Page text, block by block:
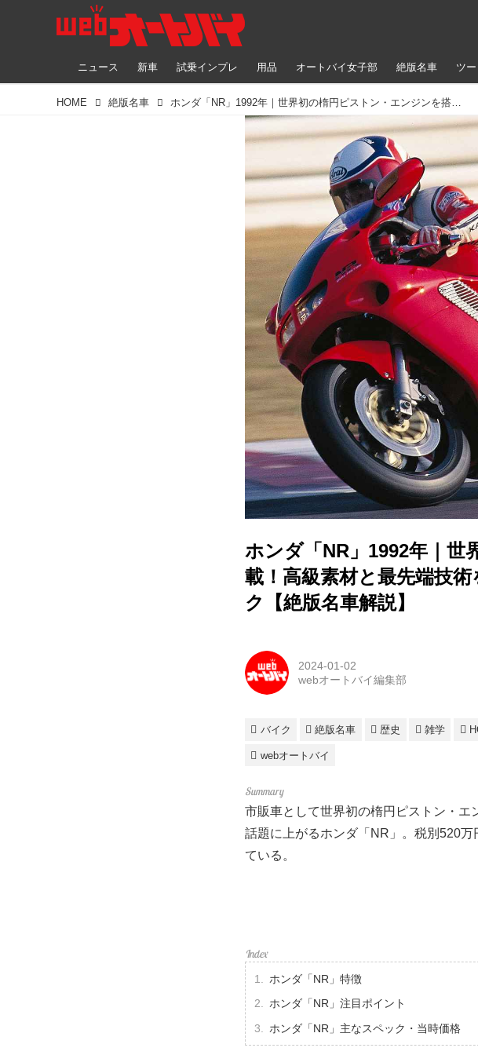
ニュース 新車 試乗インプレ 用品 オートバイ女子部 絶版名車 ツ
HOME 絶版名車 ホンダ「NR」1992年｜世界初の楕円ピストン・エンジンを搭載！高級素材と最先端技術を結集した次世代ロードスポーツバイク【絶版名車解説】
ホンダ「NR」1992年｜世
載！高級素材と最先端技
ク【絶版名車解説】
2024-01-02
webオートバイ編集部
バイク 絶版名車 歴史 雑学
webオートバイ
市販車として世界初の楕円ピストン・
話題に上がるホンダ「NR」。税別520
ている。
ホンダ「NR」特徴
ホンダ「NR」注目ポイント
ホンダ「NR」主なスペック・当時価格